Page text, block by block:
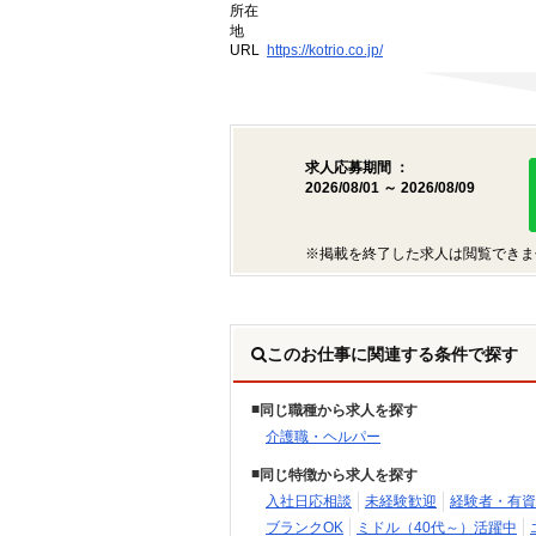
所在
地
URL https://kotrio.co.jp/
求人応募期間 ：
2026/08/01 ～ 2026/08/09
※掲載を終了した求人は閲覧でき
このお仕事に関連する条件で探す
同じ職種から求人を探す
介護職・ヘルパー
同じ特徴から求人を探す
入社日応相談
未経験歓迎
経験者・有
ブランクOK
ミドル（40代～）活躍中